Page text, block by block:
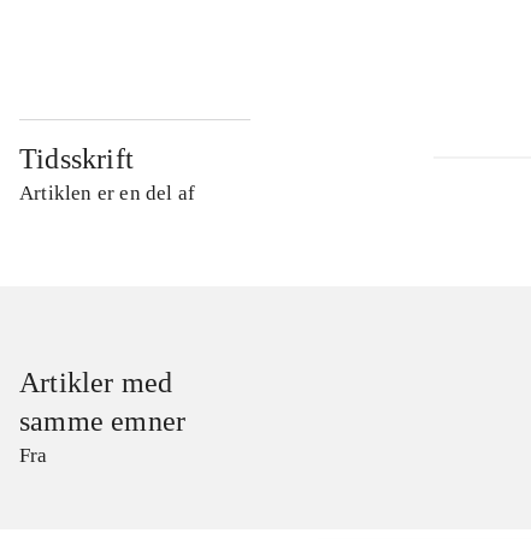
Tidsskrift
Artiklen er en del af
Artikler med
samme emner
Fra